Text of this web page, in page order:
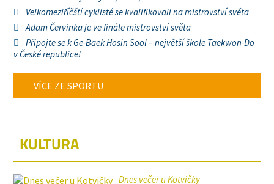
Velkomeziříčští cyklisté se kvalifikovali na mistrovství světa
Adam Červinka je ve finále mistrovství světa
Připojte se k Ge-Baek Hosin Sool – největší škole Taekwon-Do
v České republice!
VÍCE ZE SPORTU
KULTURA
Dnes večer u Kotvičky